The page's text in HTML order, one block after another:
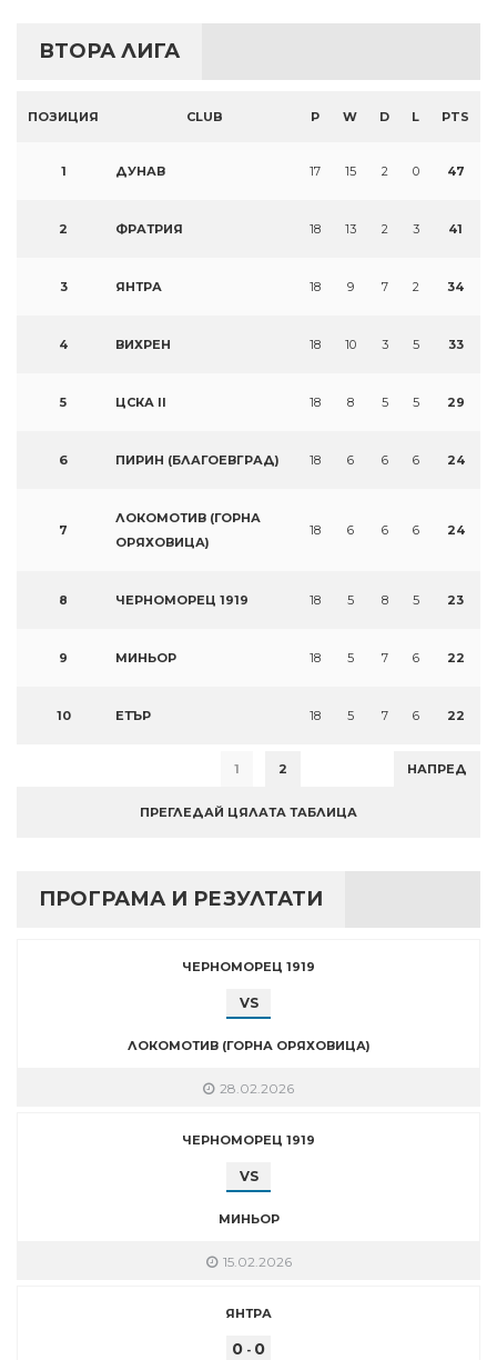
ВТОРА ЛИГА
ПОЗИЦИЯ CLUB P W D L PTS
1 ДУНАВ 17 15 2 0 47
2 ФРАТРИЯ 18 13 2 3 41
3 ЯНТРА 18 9 7 2 34
4 ВИХРЕН 18 10 3 5 33
5 ЦСКА II 18 8 5 5 29
6 ПИРИН (БЛАГОЕВГРАД) 18 6 6 6 24
7
ЛОКОМОТИВ (ГОРНА
ОРЯХОВИЦА)
18 6 6 6 24
8 ЧЕРНОМОРЕЦ 1919 18 5 8 5 23
9 МИНЬОР 18 5 7 6 22
10 ЕТЪР 18 5 7 6 22
1 2 НАПРЕД
ПРЕГЛЕДАЙ ЦЯЛАТА ТАБЛИЦА
ПРОГРАМА И РЕЗУЛТАТИ
ЧЕРНОМОРЕЦ 1919
VS
ЛОКОМОТИВ (ГОРНА ОРЯХОВИЦА)
28.02.2026
ЧЕРНОМОРЕЦ 1919
VS
МИНЬОР
15.02.2026
ЯНТРА
0 - 0